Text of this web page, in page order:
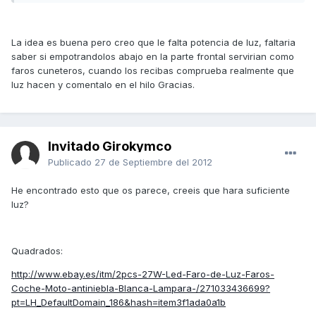
La idea es buena pero creo que le falta potencia de luz, faltaria
saber si empotrandolos abajo en la parte frontal servirian como
faros cuneteros, cuando los recibas comprueba realmente que
luz hacen y comentalo en el hilo Gracias.
Invitado Girokymco
Publicado 27 de Septiembre del 2012
He encontrado esto que os parece, creeis que hara suficiente
luz?
Quadrados:
http://www.ebay.es/itm/2pcs-27W-Led-Faro-de-Luz-Faros-
Coche-Moto-antiniebla-Blanca-Lampara-/271033436699?
pt=LH_DefaultDomain_186&hash=item3f1ada0a1b